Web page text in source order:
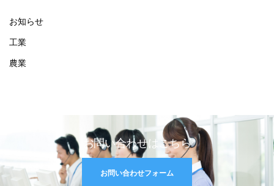
お知らせ
工業
農業
お問い合わせはこちら
お問い合わせフォーム